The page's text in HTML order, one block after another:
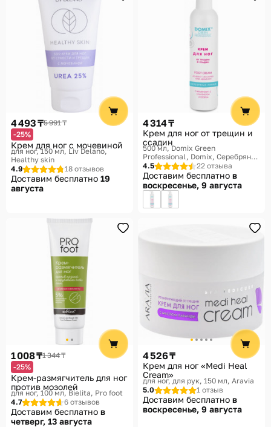
4 493 ₸5 991 ₸
-25%
Крем для ног с мочевиной
для ног, 150 мл Liv Delano,
Healthy skin
4.9
18 отзывов
Доставим бесплатно 19
августа
4 314 ₸
Крем для ног от трещин и
ссадин
500 мл Domix Green
Professional, Domix, Серебряная
линия
4.5 22 отзыва
Доставим бесплатно в
воскресенье, 9 августа
1 008 ₸1 344 ₸
-25%
Крем-размягчитель для ног
против мозолей
для ног, 100 мл Bielita, Pro foot
4.7
6 отзывов
Доставим бесплатно в
четверг, 13 августа
4 526 ₸
Крем для ног «Medi Heal
Cream»
для ног, для рук, 150 мл Aravia
5.0
1 отзыв
Доставим бесплатно в
воскресенье, 9 августа